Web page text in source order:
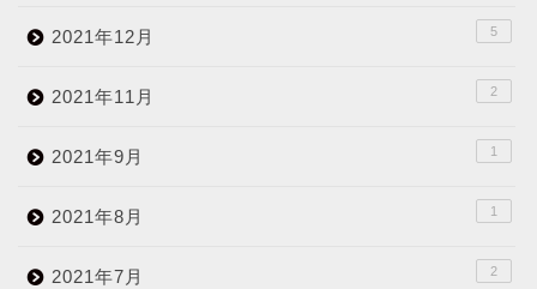
2021年12月 5
2021年11月 2
2021年9月 1
2021年8月 1
2021年7月 2